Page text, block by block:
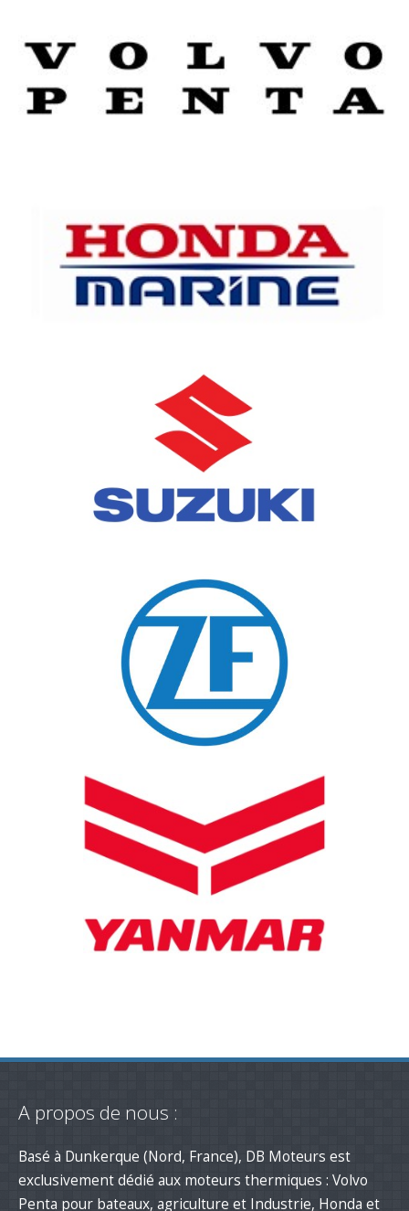
A propos de nous :
Basé à Dunkerque (Nord, France), DB Moteurs est
exclusivement dédié aux moteurs thermiques : Volvo
Penta pour bateaux, agriculture et Industrie, Honda et